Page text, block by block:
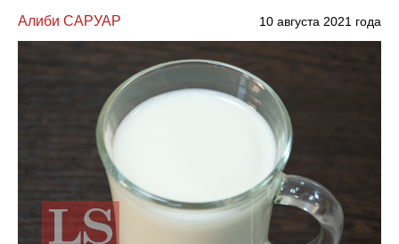
Алиби САРУАР 10 августа 2021 года